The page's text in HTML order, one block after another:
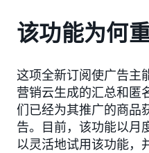
该功能为何重
这项全新订阅使广告主
营销云生成的汇总和匿
们已经为其推广的商品
告。目前，该功能以月
以灵活地试用该功能，